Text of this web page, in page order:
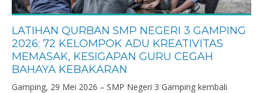
LATIHAN QURBAN SMP NEGERI 3 GAMPING
2026: 72 KELOMPOK ADU KREATIVITAS
MEMASAK, KESIGAPAN GURU CEGAH
BAHAYA KEBAKARAN
Gamping, 29 Mei 2026 – SMP Negeri 3 Gamping kembali